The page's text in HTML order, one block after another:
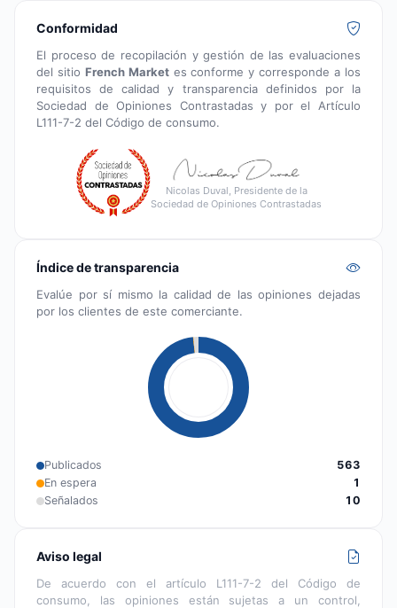
Conformidad
El proceso de recopilación y gestión de las evaluaciones
del sitio French Marketes conforme y corresponde a los
requisitos de calidad y transparencia definidos por la
Sociedad de Opiniones Contrastadas y por el Artículo
L111-7-2 del Código de consumo.
Nicolas Duval, Presidente de la
Sociedad de Opiniones Contrastadas
Índice de transparencia
Evalúe por sí mismo la calidad de las opiniones dejadas
por los clientes de este comerciante.
Publicados
563
En espera
1
Señalados
10
Aviso legal
De acuerdo con el artículo L111-7-2 del Código de
consumo, las opiniones están sujetas a un control,